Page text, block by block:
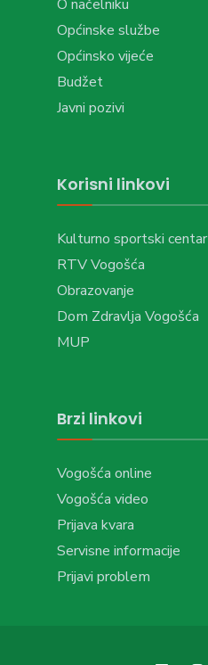
O načelniku
Općinske službe
Općinsko vijeće
Budžet
Javni pozivi
Korisni linkovi
Kulturno sportski centar
RTV Vogošća
Obrazovanje
Dom Zdravlja Vogošća
MUP
Brzi linkovi
Vogošća online
Vogošća video
Prijava kvara
Servisne informacije
Prijavi problem